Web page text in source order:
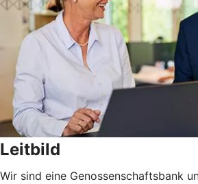
Leitbild
Wir sind eine Genossenschaftsbank